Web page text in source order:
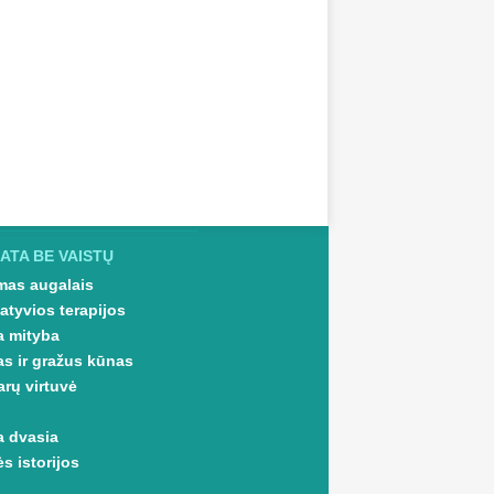
BE VAISTŲ
augalais
terapijos
mityba
ir gražus kūnas
virtuvė
dvasia
istorijos